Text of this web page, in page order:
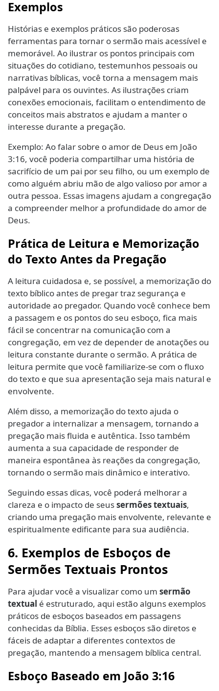
Exemplos
Histórias e exemplos práticos são poderosas
ferramentas para tornar o sermão mais acessível e
memorável. Ao ilustrar os pontos principais com
situações do cotidiano, testemunhos pessoais ou
narrativas bíblicas, você torna a mensagem mais
palpável para os ouvintes. As ilustrações criam
conexões emocionais, facilitam o entendimento de
conceitos mais abstratos e ajudam a manter o
interesse durante a pregação.
Exemplo: Ao falar sobre o amor de Deus em João
3:16, você poderia compartilhar uma história de
sacrifício de um pai por seu filho, ou um exemplo de
como alguém abriu mão de algo valioso por amor a
outra pessoa. Essas imagens ajudam a congregação
a compreender melhor a profundidade do amor de
Deus.
Prática de Leitura e Memorização
do Texto Antes da Pregação
A leitura cuidadosa e, se possível, a memorização do
texto bíblico antes de pregar traz segurança e
autoridade ao pregador. Quando você conhece bem
a passagem e os pontos do seu esboço, fica mais
fácil se concentrar na comunicação com a
congregação, em vez de depender de anotações ou
leitura constante durante o sermão. A prática de
leitura permite que você familiarize-se com o fluxo
do texto e que sua apresentação seja mais natural e
envolvente.
Além disso, a memorização do texto ajuda o
pregador a internalizar a mensagem, tornando a
pregação mais fluida e autêntica. Isso também
aumenta a sua capacidade de responder de
maneira espontânea às reações da congregação,
tornando o sermão mais dinâmico e interativo.
Seguindo essas dicas, você poderá melhorar a
clareza e o impacto de seussermões textuais,
criando uma pregação mais envolvente, relevante e
espiritualmente edificante para sua audiência.
6. Exemplos de Esboços de
Sermões Textuais Prontos
Para ajudar você a visualizar como um sermão
textual é estruturado, aqui estão alguns exemplos
práticos de esboços baseados em passagens
conhecidas da Bíblia. Esses esboços são diretos e
fáceis de adaptar a diferentes contextos de
pregação, mantendo a mensagem bíblica central.
Esboço Baseado em João 3:16